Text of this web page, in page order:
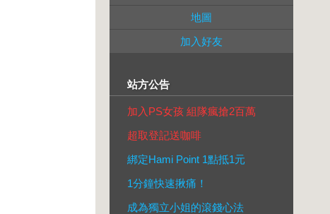
地圖
加入好友
站方公告
加入PS女孩 組隊瘋搶2百萬
超取登記送咖啡
綁定Hami Point 1點抵1元
1分鐘快速揪痛！
成為獨立小姐的滾錢心法